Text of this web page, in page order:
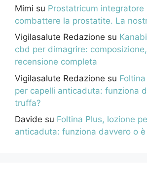
Mimi su Prostatricum integratore
combattere la prostatite. La
Vigilasalute Redazione su
cbd per dimagrire:
recensione completa
Vigilasalute Redazione su
per capelli anticaduta: funziona
truffa?
Davide su Foltina Plus, lozione
anticaduta: funziona davvero o